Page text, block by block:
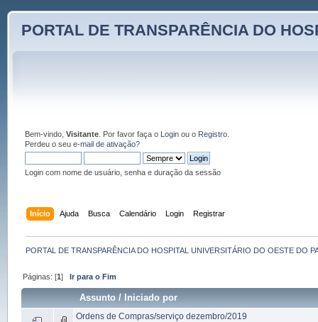
PORTAL DE TRANSPARÊNCIA DO
Bem-vindo, Visitante. Por favor faça o Loginou o Registro.
Perdeu o seu e-mail de ativação?
Login com nome de usuário, senha e duração da sessão
Início Ajuda Busca Calendário Login Registrar
PORTAL DE TRANSPARÊNCIA DO HOSPITAL UNIVERSITÁRIO DO OESTE DO
Páginas: [1]Ir para o Fim
Assunto/ Iniciado por
Ordens de Compras/serviço dezembro/2019